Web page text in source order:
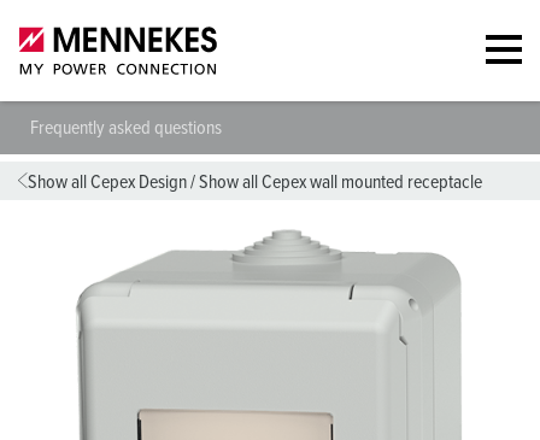
Frequently asked questions
Show all Cepex Design/Show all Cepex wall mounted receptacle